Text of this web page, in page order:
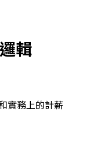
輯
實務上的計薪